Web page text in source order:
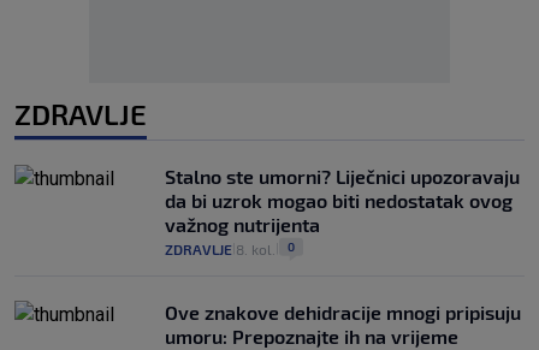
ZDRAVLJE
Stalno ste umorni? Liječnici upozoravaju
da bi uzrok mogao biti nedostatak ovog
važnog nutrijenta
ZDRAVLJE 8. kol. 0
Ove znakove dehidracije mnogi pripisuju
umoru: Prepoznajte ih na vrijeme